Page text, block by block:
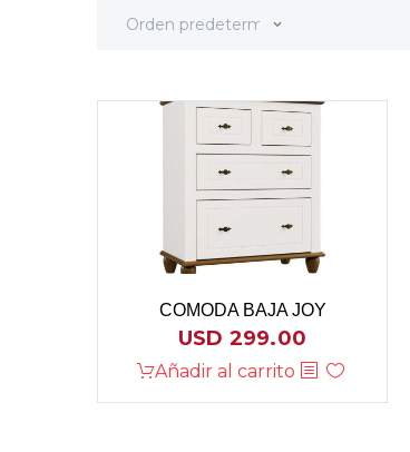
Orden predeterminado
COMODA BAJA JOY
USD 299.00
Añadir al carrito